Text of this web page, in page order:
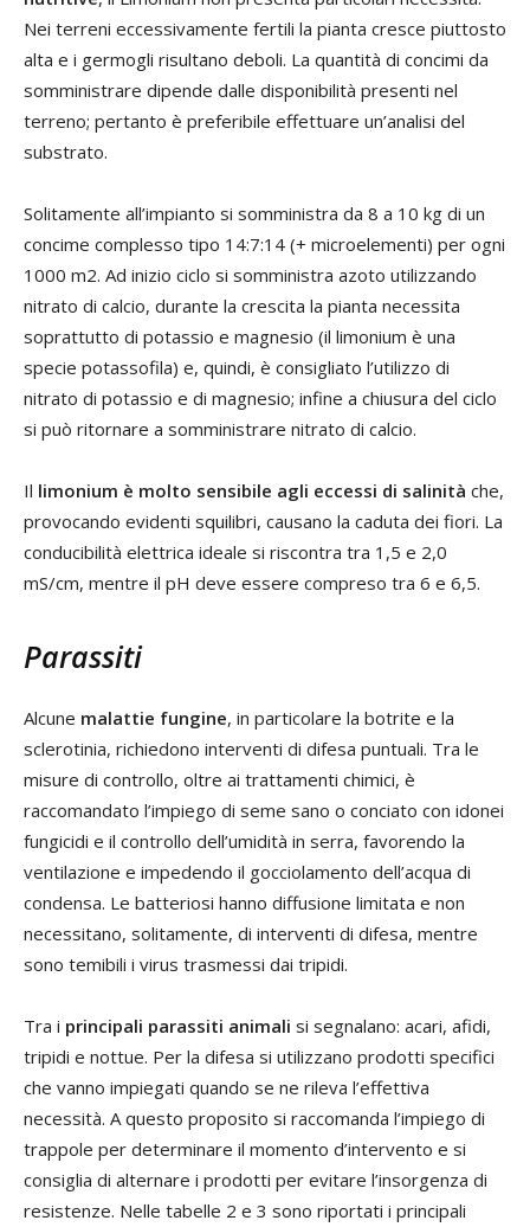
Nei terreni eccessivamente fertili la pianta cresce piuttosto
alta e i germogli risultano deboli. La quantità di concimi da
somministrare dipende dalle disponibilità presenti nel
terreno; pertanto è preferibile effettuare un’analisi del
substrato.
Solitamente all’impianto si somministra da 8 a 10 kg di un
concime complesso tipo 14:7:14 (+ microelementi) per ogni
1000 m2. Ad inizio ciclo si somministra azoto utilizzando
nitrato di calcio, durante la crescita la pianta necessita
soprattutto di potassio e magnesio (il limonium è una
specie potassofila) e, quindi, è consigliato l’utilizzo di
nitrato di potassio e di magnesio; infine a chiusura del ciclo
si può ritornare a somministrare nitrato di calcio.
Il limonium è molto sensibile agli eccessi di salinità che,
provocando evidenti squilibri, causano la caduta dei fiori. La
conducibilità elettrica ideale si riscontra tra 1,5 e 2,0
mS/cm, mentre il pH deve essere compreso tra 6 e 6,5.
Parassiti
Alcune malattie fungine, in particolare la botrite e la
sclerotinia, richiedono interventi di difesa puntuali. Tra le
misure di controllo, oltre ai trattamenti chimici, è
raccomandato l’impiego di seme sano o conciato con idonei
fungicidi e il controllo dell’umidità in serra, favorendo la
ventilazione e impedendo il gocciolamento dell’acqua di
condensa. Le batteriosi hanno diffusione limitata e non
necessitano, solitamente, di interventi di difesa, mentre
sono temibili i virus trasmessi dai tripidi.
Tra i principali parassiti animali si segnalano: acari, afidi,
tripidi e nottue. Per la difesa si utilizzano prodotti specifici
che vanno impiegati quando se ne rileva l’effettiva
necessità. A questo proposito si raccomanda l’impiego di
trappole per determinare il momento d’intervento e si
consiglia di alternare i prodotti per evitare l’insorgenza di
resistenze. Nelle tabelle 2 e 3 sono riportati i principali